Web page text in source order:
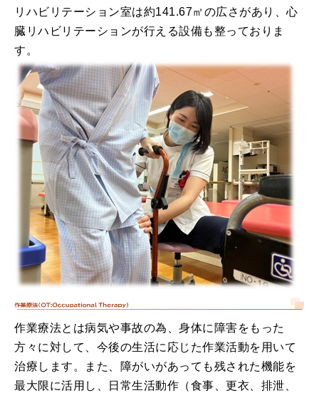
リハビリテーション室は約141.67㎡の広さがあり、心
臓リハビリテーションが行える設備も整っておりま
す。
作業療法とは病気や事故の為、身体に障害をもった
方々に対して、今後の生活に応じた作業活動を用いて
治療します。また、障がいがあっても残された機能を
最大限に活用し、日常生活動作（食事、更衣、排泄、